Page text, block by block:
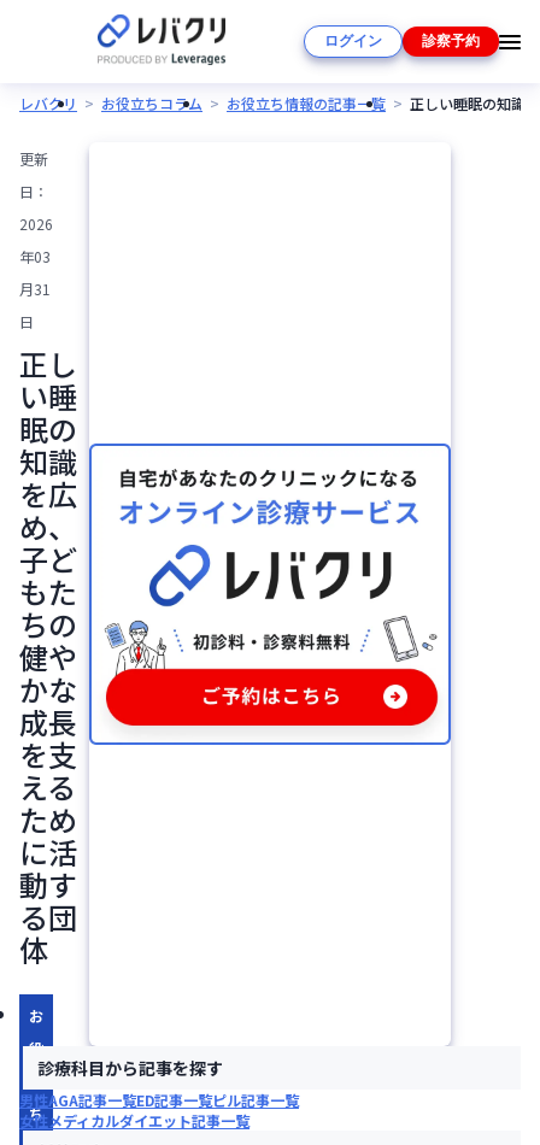
ログイン 診察予約
レバクリ お役立ちコラム お役立ち情報の記事一覧 正しい睡眠の知識
更新
日：
2026
年03
月31
日
正し
い睡
眠の
知識
を広
め、
子ど
もた
ちの
健や
かな
成長
を支
える
ため
に活
動す
る団
体
お
役
立
ち
診療科目から記事を探す
男性AGA記事一覧ED記事一覧ピル記事一覧
女性メディカルダイエット記事一覧